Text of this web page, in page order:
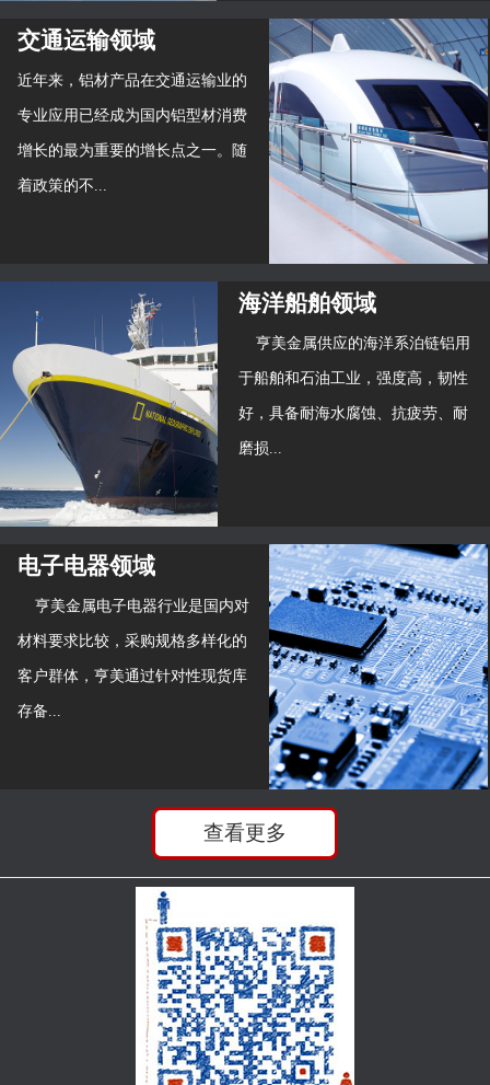
交通运输领域
近年来，铝材产品在交通运输业的
专业应用已经成为国内铝型材消费
增长的最为重要的增长点之一。随
着政策的不...
海洋船舶领域
亨美金属供应的海洋系泊链铝用
于船舶和石油工业，强度高，韧性
好，具备耐海水腐蚀、抗疲劳、耐
磨损...
电子电器领域
亨美金属电子电器行业是国内对
材料要求比较，采购规格多样化的
客户群体，亨美通过针对性现货库
存备...
查看更多